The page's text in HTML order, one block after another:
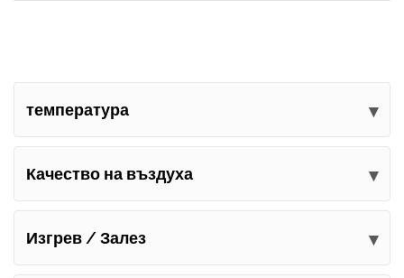
температура
Качество на въздуха
Изгрев / Залез